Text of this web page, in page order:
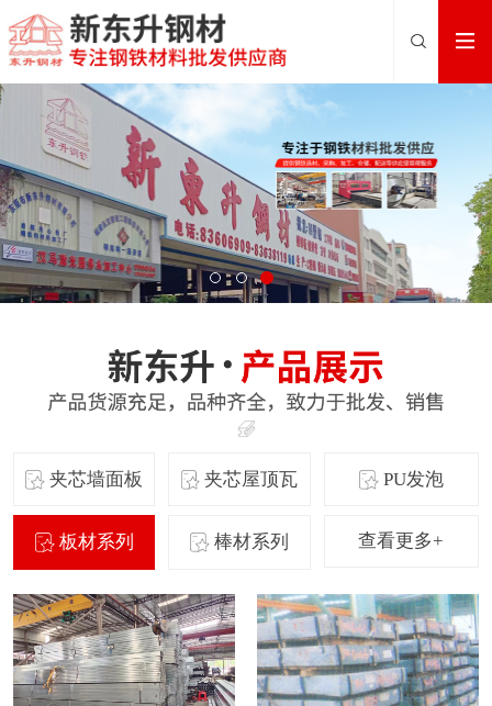
夹芯墙面板 夹芯屋顶瓦 PU发泡
板材系列 棒材系列 查看更多+